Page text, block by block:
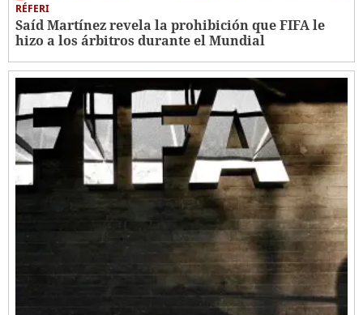
RÉFERI
Saíd Martínez revela la prohibición que FIFA le
hizo a los árbitros durante el Mundial